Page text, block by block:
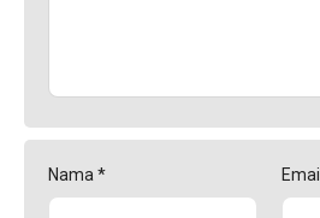
Nama * Email